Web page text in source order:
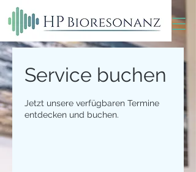
Service buchen
Jetzt unsere verfügbaren Termine
entdecken und buchen.